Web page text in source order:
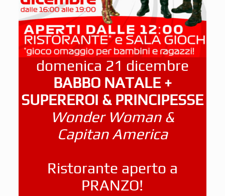
domenica 21 dicembre
BABBO NATALE +
SUPEREROI & PRINCIPESSE
Wonder Woman &
Capitan America
Ristorante aperto a
PRANZO!